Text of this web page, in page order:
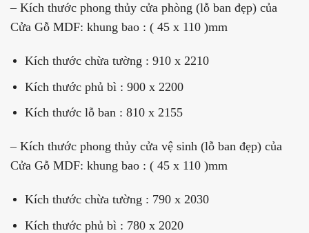
– Kích thước phong thủy cửa phòng (lỗ ban đẹp) của
Cửa Gỗ MDF: khung bao : ( 45 x 110 )mm
Kích thước chừa tường : 910 x 2210
Kích thước phủ bì : 900 x 2200
Kích thước lỗ ban : 810 x 2155
– Kích thước phong thủy cửa vệ sinh (lỗ ban đẹp) của
Cửa Gỗ MDF: khung bao : ( 45 x 110 )mm
Kích thước chừa tường : 790 x 2030
Kích thước phủ bì : 780 x 2020